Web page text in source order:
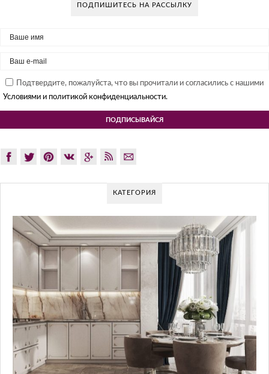
ПОДПИШИТЕСЬ НА РАССЫЛКУ
Подтвердите, пожалуйста, что вы прочитали и согласились с нашими
Условиями и политикой конфиденциальности.
КАТЕГОРИЯ